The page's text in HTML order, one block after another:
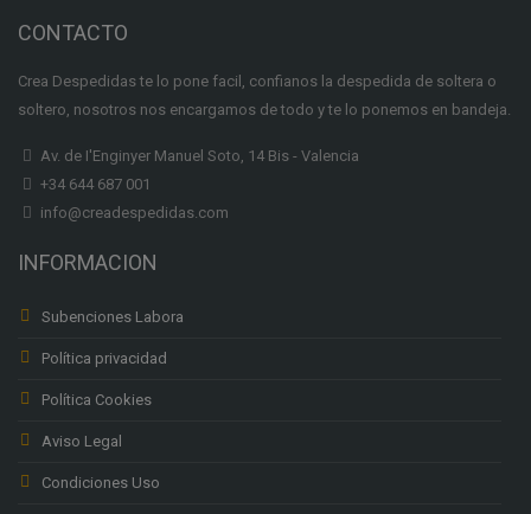
CONTACTO
Crea Despedidas te lo pone facil, confianos la despedida de soltera o
soltero, nosotros nos encargamos de todo y te lo ponemos en bandeja.
Av. de I'Enginyer Manuel Soto, 14 Bis - Valencia
+34 644 687 001
info@creadespedidas.com
INFORMACION
Subenciones Labora
Política privacidad
Política Cookies
Aviso Legal
Condiciones Uso